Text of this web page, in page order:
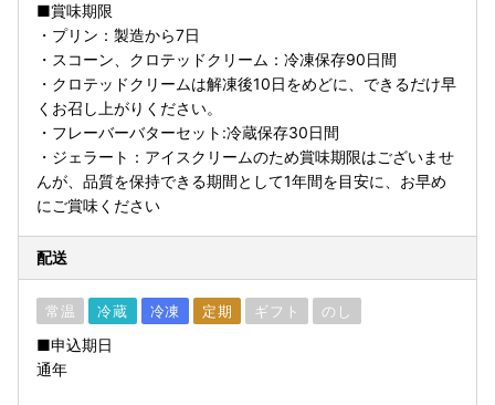
■賞味期限
・プリン：製造から7日
・スコーン、クロテッドクリーム：冷凍保存90日間
・クロテッドクリームは解凍後10日をめどに、できるだけ早
くお召し上がりください。
・フレーバーバターセット:冷蔵保存30日間
・ジェラート：アイスクリームのため賞味期限はございませ
んが、品質を保持できる期間として1年間を目安に、お早め
にご賞味ください
配送
常温 冷蔵 冷凍 定期 ギフト のし
■申込期日
通年